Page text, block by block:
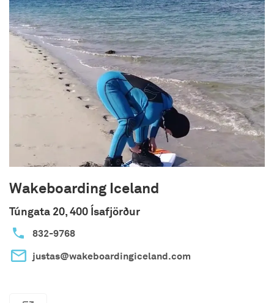
Wakeboarding Iceland
Túngata 20, 400 Ísafjörður
832-9768
justas@wakeboardingiceland.com